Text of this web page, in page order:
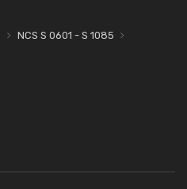
NCS S 0601 - S 1085